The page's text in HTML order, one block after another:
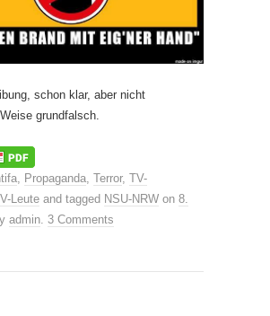
schon klar, aber nicht
grundfalsch.
Propaganda Terror, TV-
V-Leute and tagged NSU-NRW on 8.
admin 3 Comments